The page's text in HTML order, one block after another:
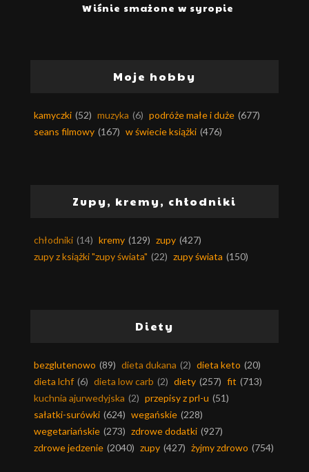
Wiśnie smażone w syropie
Moje hobby
kamyczki (52) muzyka (6) podróże małe i duże (677)
seans filmowy (167) w świecie książki (476)
Zupy, kremy, chłodniki
chłodniki (14) kremy (129) zupy (427)
zupy z książki "zupy świata" (22) zupy świata (150)
Diety
bezglutenowo (89) dieta dukana (2) dieta keto (20)
dieta lchf (6) dieta low carb (2) diety (257) fit (713)
kuchnia ajurwedyjska (2) przepisy z prl-u (51)
sałatki-surówki (624) wegańskie (228)
wegetariańskie (273) zdrowe dodatki (927)
zdrowe jedzenie (2040) zupy (427) żyjmy zdrowo (754)